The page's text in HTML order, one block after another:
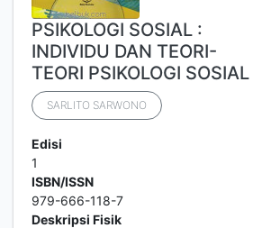
PSIKOLOGI SOSIAL :
INDIVIDU DAN TEORI-
TEORI PSIKOLOGI SOSIAL
SARLITO SARWONO
Edisi
1
ISBN/ISSN
979-666-118-7
Deskripsi Fisik